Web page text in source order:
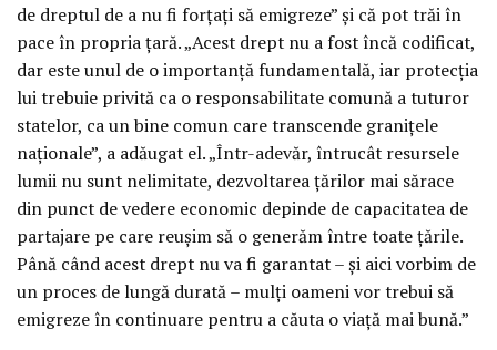
de dreptul de a nu fi forțați să emigreze” și că pot trăi în
pace în propria țară. „Acest drept nu a fost încă codificat,
dar este unul de o importanță fundamentală, iar protecția
lui trebuie privită ca o responsabilitate comună a tuturor
statelor, ca un bine comun care transcende granițele
naționale”, a adăugat el. „Într-adevăr, întrucât resursele
lumii nu sunt nelimitate, dezvoltarea țărilor mai sărace
din punct de vedere economic depinde de capacitatea de
partajare pe care reușim să o generăm între toate țările.
Până când acest drept nu va fi garantat – și aici vorbim de
un proces de lungă durată – mulți oameni vor trebui să
emigreze în continuare pentru a căuta o viață mai bună.”